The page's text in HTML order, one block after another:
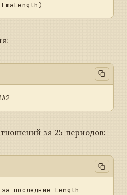
за 25 периодов:
последние Length